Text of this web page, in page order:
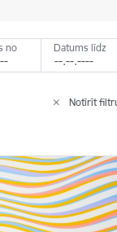
no Datums līdz
Notīrīt